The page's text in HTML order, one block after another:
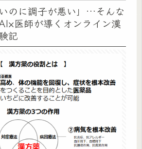
いのに調子が悪い」…そんな
医師が導くオンライン漢
記